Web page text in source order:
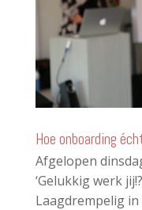
Hoe onboarding
Afgelopen
‘Gelukkig werk
Laagdrempelig